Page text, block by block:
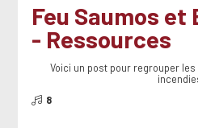
Feu Saumos
- Ressources
Voici un post pour regrouper
8